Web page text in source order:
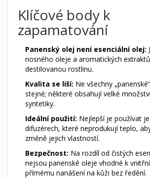
Klíčové body k
zapamatování
Panenský olej není esenciální olej:
nosného oleje a aromatických
destilovanou rostlinu.
Kvalita se liší: Ne všechny
stejné; některé obsahují velké
syntetiky.
Ideální použití: Nejlepší je používat
difuzérech, které neprodukují teplo,
změně jejich vlastností.
Bezpečnost: Na rozdíl od čistých
nejsou panenské oleje vhodné k
přímému nanášení na kůži bez ředění.